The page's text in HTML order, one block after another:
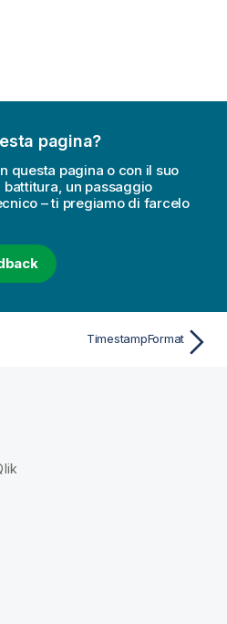
pagina?
questa pagina o con il suo
un passaggio
– ti pregiamo di farcelo
TimestampFormat